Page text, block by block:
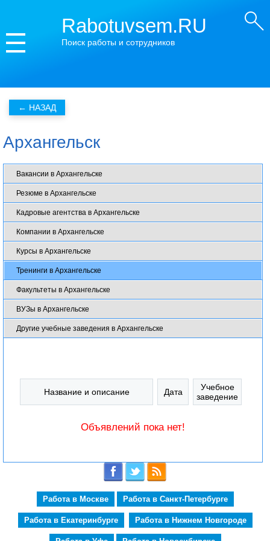
Rabotuvsem.RU
Поиск работы и сотрудников
Архангельск
Вакансии в Архангельске
Резюме в Архангельске
Кадровые агентства в Архангельске
Компании в Архангельске
Курсы в Архангельске
Тренинги в Архангельске
Факультеты в Архангельске
ВУЗы в Архангельске
Другие учебные заведения в Архангельске
Название и описание Дата
Учебное
заведение
Объявлений пока нет!
Работа в Москве Работа в Санкт-Петербурге
Работа в Екатеринбурге Работа в Нижнем Новгороде